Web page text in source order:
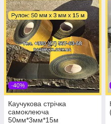
Каучукова стрічка
самоклеюча
50мм*3мм*15м